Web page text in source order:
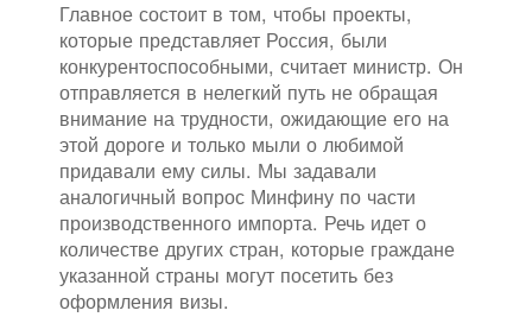
Главное состоит в том, чтобы проекты,
которые представляет Россия, были
конкурентоспособными, считает министр. Он
отправляется в нелегкий путь не обращая
внимание на трудности, ожидающие его на
этой дороге и только мыли о любимой
придавали ему силы. Мы задавали
аналогичный вопрос Минфину по части
производственного импорта. Речь идет о
количестве других стран, которые граждане
указанной страны могут посетить без
оформления визы.